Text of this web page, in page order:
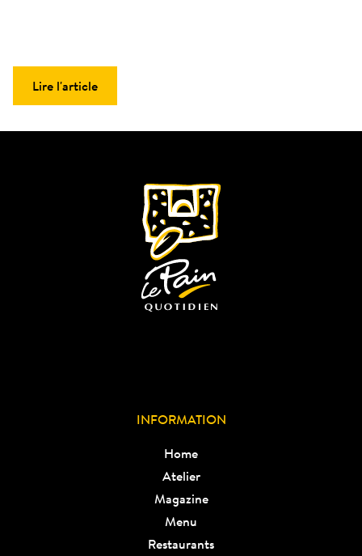
Lire l'article
INFORMATION
Home
Atelier
Magazine
Menu
Restaurants